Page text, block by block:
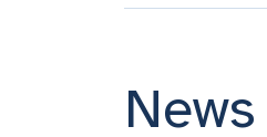
News